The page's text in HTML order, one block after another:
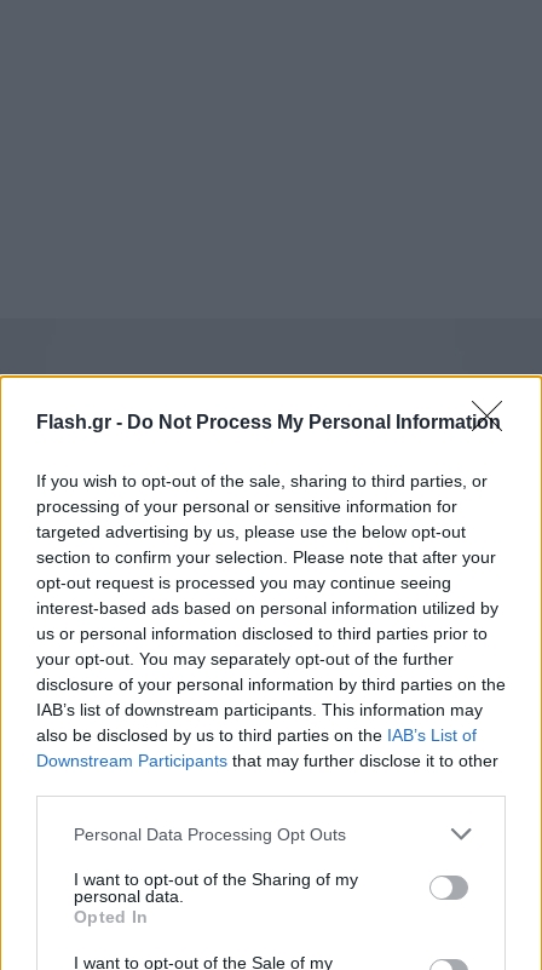
Flash.gr - Do Not Process My Personal Information
If you wish to opt-out of the sale, sharing to third parties, or
processing of your personal or sensitive information for
targeted advertising by us, please use the below opt-out
section to confirm your selection. Please note that after your
opt-out request is processed you may continue seeing
interest-based ads based on personal information utilized by
us or personal information disclosed to third parties prior to
your opt-out. You may separately opt-out of the further
disclosure of your personal information by third parties on the
IAB’s list of downstream participants. This information may
also be disclosed by us to third parties on the IAB’s List of
Downstream Participants that may further disclose it to other
Please note that this website/app uses one or more Google
not limited to your visit or usage behaviour. You may click to
grant or deny consent to Google and its third-party tags to
use your data for below specified purposes in below Google
consent section.
Personal Data Processing Opt Outs
I want to opt-out of the Sharing of my
personal data.
Opted In
I want to opt-out of the Sale of my